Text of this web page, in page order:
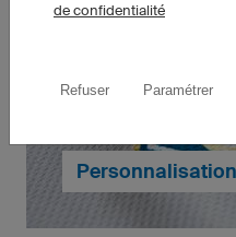
dans n'importe
minimum de
de confidentialité
Refuser Paramétrer